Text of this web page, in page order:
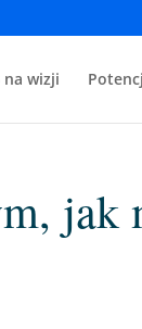
na wizji